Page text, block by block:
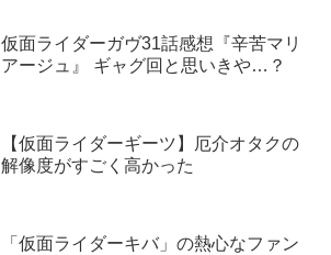
仮面ライダーガヴ31話感想『辛苦マリ
アージュ』 ギャグ回と思いきや…？
【仮面ライダーギーツ】厄介オタクの
解像度がすごく高かった
「仮面ライダーキバ」の熱心なファン